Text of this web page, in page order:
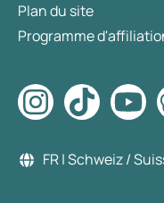
Plan du site
Programme
FR | Schweiz /